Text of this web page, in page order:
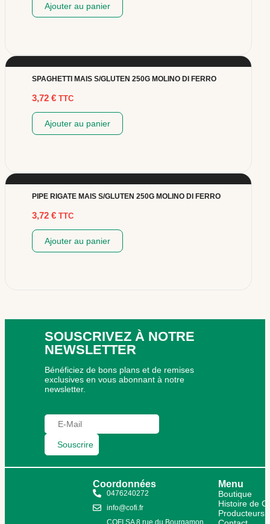
Ajouter au panier
SPAGHETTI MAIS S/GLUTEN 250G MOLINO DI FERRO
3,72€ TTC
Ajouter au panier
PIPE RIGATE MAIS S/GLUTEN 250G MOLINO DI FERRO
3,72€ TTC
Ajouter au panier
SOUSCRIVEZ À NOTRE
NEWSLETTER
Bénéficiez de bons plans et de remises
exclusives en vous abonnant à notre
newsletter.
Souscrire
Coordonnées
0476240272
info@cofi.fr
COFI SA 8 rue du Bourgamon
Menu
Boutique
Histoire de
Producteurs